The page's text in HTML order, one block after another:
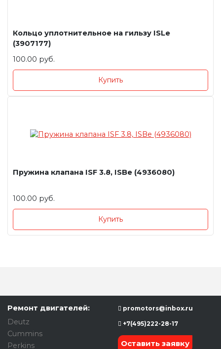
Кольцо уплотнительное на гильзу ISLe
(3907177)
100.00 руб.
Купить
Пружина клапана ISF 3.8, ISBe (4936080)
100.00 руб.
Купить
Ремонт двигателей:
Deutz
Cummins
Perkins
promotors@inbox.ru
+7(495)222-28-17
Оставить заявку